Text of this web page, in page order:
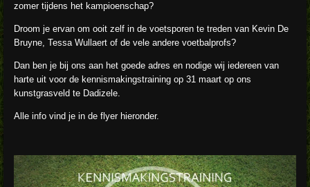
zomer tijdens het kampioenschap?
Droom je ervan om ooit zelf in de voetsporen te treden van Kevin De
Bruyne, Tessa Wullaert of de vele andere voetbalprofs?
Dan ben je bij ons aan het goede adres en nodige wij iedereen van
harte uit voor de kennismakingstraining op 31 maart op ons
kunstgrasveld te Dadizele.
Alle info vind je in de flyer hieronder.